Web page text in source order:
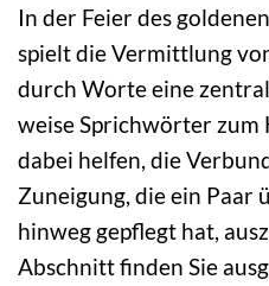
In der Feier des
spielt die Vermittlung
durch Worte eine
weise Sprichwörter zum
dabei helfen, die
Zuneigung, die ein Paar
hinweg gepflegt hat,
Abschnitt finden Sie